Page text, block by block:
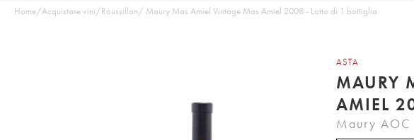
Home/Acquistare vini/Roussillon/ Maury Mas Amiel Vintage Mas Amiel 2008 - Lotto di 1 bottiglia
ASTA
MAURY
AMIEL
Maury AOC